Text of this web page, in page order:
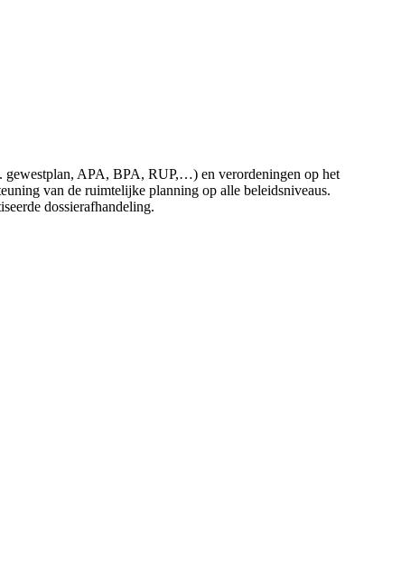
gewestplan, APA, BPA, RUP,…) en verordeningen op het
van de ruimtelijke planning op alle beleidsniveaus.
dossierafhandeling.